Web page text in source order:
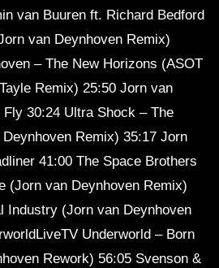
van Buuren ft. Richard Bedford
van Deynhoven Remix)
– The New Horizons (ASOT
Remix) 25:50 Jorn van
30:24 Ultra Shock – The
Remix) 35:17 Jorn
41:00 The Space Brothers
(Jorn van Deynhoven Remix)
Industry (Jorn van Deynhoven
Underworld – Born
Rework) 56:05 Svenson &